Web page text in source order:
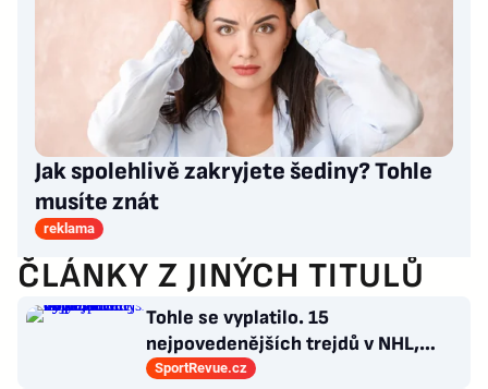
Jak spolehlivě zakryjete šediny? Tohle
musíte znát
reklama
ČLÁNKY Z JINÝCH TITULŮ
Tohle se vyplatilo. 15
nejpovedenějších trejdů v NHL,
které byly upečeny na poslední
SportRevue.cz